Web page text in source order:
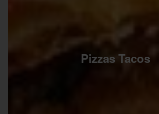
Pizzas Tacos